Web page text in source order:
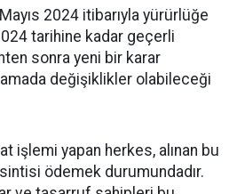
2024 itibarıyla yürürlüğe
tarihine kadar geçerli
sonra yeni bir karar
değişiklikler olabileceği
işlemi yapan herkes, alınan bu
ödemek durumundadır.